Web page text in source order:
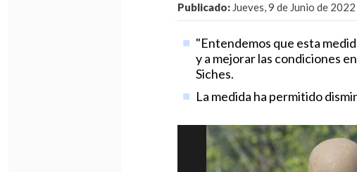
Publicado: Jueves, 9 de Junio de
"Entendemos que esta
y a mejorar las condiciones
Siches.
La medida ha permitido